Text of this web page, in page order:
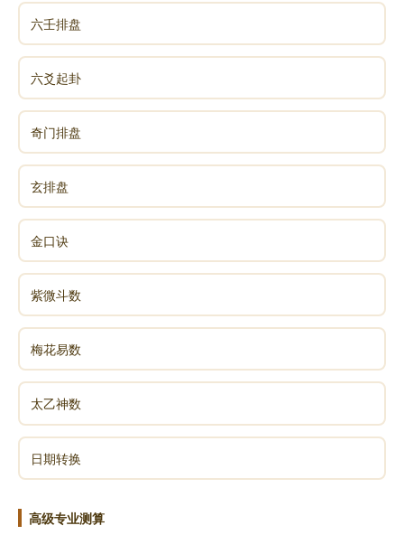
六壬排盘
六爻起卦
奇门排盘
玄排盘
金口诀
紫微斗数
梅花易数
太乙神数
日期转换
高级专业测算